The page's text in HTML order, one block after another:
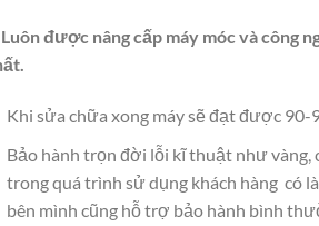
được nâng cấp máy móc và công
Khi sửa chữa xong máy sẽ đạt được 90-
Bảo hành trọn đời lỗi kĩ thuật như vàng,
trong quá trình sử dụng khách hàng có
bên mình cũng hỗ trợ bảo hành bình